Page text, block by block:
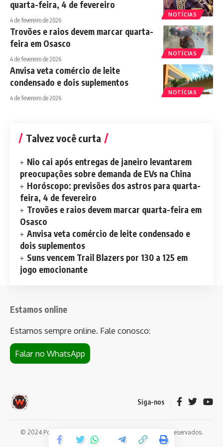
NOTÍCIAS
quarta-feira, 4 de fevereiro
4 de fevereiro de 2026
NOTÍCIAS
Trovões e raios devem marcar quarta-
feira em Osasco
4 de fevereiro de 2026
NOTÍCIAS
Anvisa veta comércio de leite
condensado e dois suplementos
4 de fevereiro de 2026
Talvez você curta
Nio cai após entregas de janeiro levantarem
preocupações sobre demanda de EVs na China
Horóscopo: previsões dos astros para quarta-
feira, 4 de fevereiro
Trovões e raios devem marcar quarta-feira em
Osasco
Anvisa veta comércio de leite condensado e
dois suplementos
Suns vencem Trail Blazers por 130 a 125 em
jogo emocionante
Estamos online
Estamos sempre online. Fale conosco:
Falar no WhatsApp
Siga-nos
© 2024 Portal de notícias Web Flush. Todos os direitos reservados.
Conheça
Bet da Sorte.